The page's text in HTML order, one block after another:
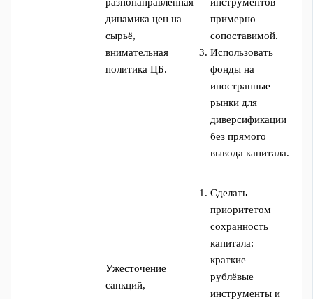
динамика цен на
сырьё,
внимательная
политика ЦБ.
примерно
сопоставимой.
Использовать
фонды на
иностранные
рынки для
диверсификации
без прямого
вывода капитала.
Ужесточение
санкций,
Сделать
приоритетом
сохранность
капитала:
краткие
рублёвые
инструменты и